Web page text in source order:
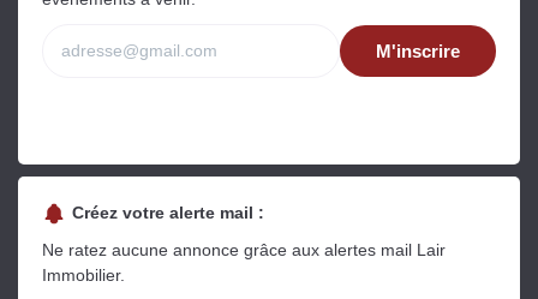
M'inscrire
Créez votre alerte mail :
Ne ratez aucune annonce grâce aux alertes mail Lair
Immobilier.